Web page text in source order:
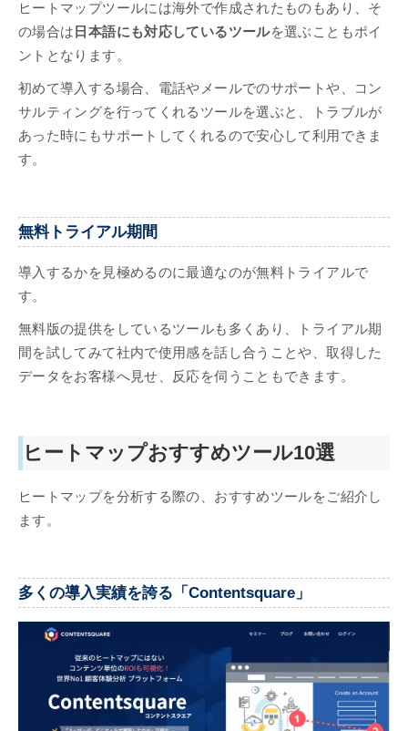
ヒートマップツールには海外で作成されたものもあり、そ
の場合は 日本語にも対応しているツールを選ぶこともポイ
ントとなります。
初めて導入する場合、電話やメールでのサポートや、コン
サルティングを行ってくれるツールを選ぶと、トラブルが
あった時にもサポートしてくれるので安心して利用できま
す。
無料トライアル期間
導入するかを見極めるのに最適なのが無料トライアルで
す。
無料版の提供をしているツールも多くあり、トライアル期
間を試してみて社内で使用感を話し合うことや、取得した
データをお客様へ見せ、反応を伺うこともできます。
ヒートマップおすすめツール10選
ヒートマップを分析する際の、おすすめツールをご紹介し
ます。
多くの導入実績を誇る「Contentsquare」